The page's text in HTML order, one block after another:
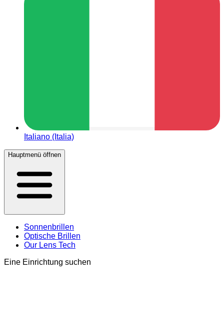
Italiano (Italia)
Hauptmenü öffnen
Sonnenbrillen
Optische Brillen
Our Lens Tech
Eine Einrichtung suchen